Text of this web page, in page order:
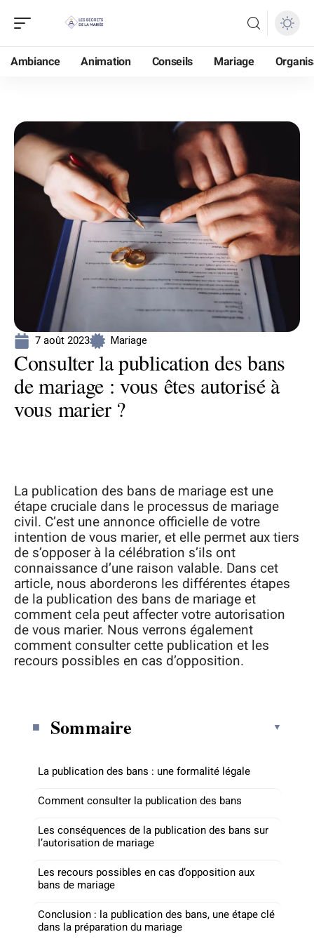
Ambiance Animation Conseils Mariage
7 août 2023 Mariage
Consulter la publication des bans
de mariage : vous êtes autorisé à
vous marier ?
La publication des bans de mariage est une
étape cruciale dans le processus de mariage
civil. C’est une annonce officielle de votre
intention de vous marier, et elle permet aux tiers
de s’opposer à la célébration s’ils ont
connaissance d’une raison valable. Dans cet
article, nous aborderons les différentes étapes
de la publication des bans de mariage et
comment cela peut affecter votre autorisation
de vous marier. Nous verrons également
comment consulter cette publication et les
recours possibles en cas d’opposition.
Sommaire
La publication des bans : une formalité légale
Comment consulter la publication des bans
Les conséquences de la publication des bans sur
l’autorisation de mariage
Les recours possibles en cas d’opposition aux
bans de mariage
Conclusion : la publication des bans, une étape clé
dans la préparation du mariage